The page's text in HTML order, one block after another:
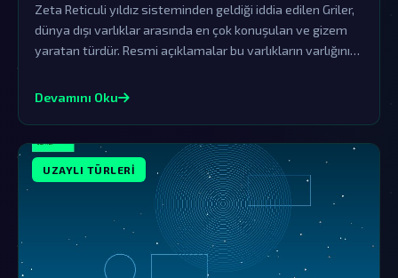
Zeta Reticuli yıldız sisteminden geldiği iddia edilen Griler,
dünya dışı varlıklar arasında en çok konuşulan ve gizem
yaratan türdür. Resmi açıklamalar bu varlıkların varlığını
çabalarından ibarettir.
Devamını Oku
UZAYLI TÜRLERI